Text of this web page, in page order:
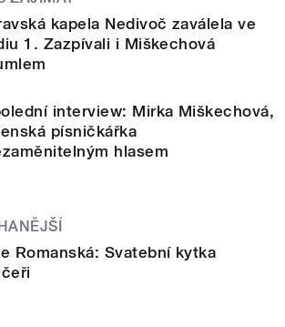
kapela Nedivoč zaválela ve
1. Zazpívali i Miškechová
interview: Mirka Miškechová,
písničkářka
hlasem
Romanská: Svatební kytka